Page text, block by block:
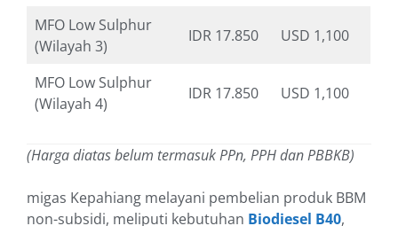
MFO Low Sulphur
(Wilayah 3)
IDR 17.850 USD 1,100
MFO Low Sulphur
(Wilayah 4)
IDR 17.850 USD 1,100
(Harga diatas belum termasuk PPn, PPH dan PBBKB)
migas Kepahiang melayani pembelian produk BBM
non-subsidi, meliputi kebutuhan Biodiesel B40,